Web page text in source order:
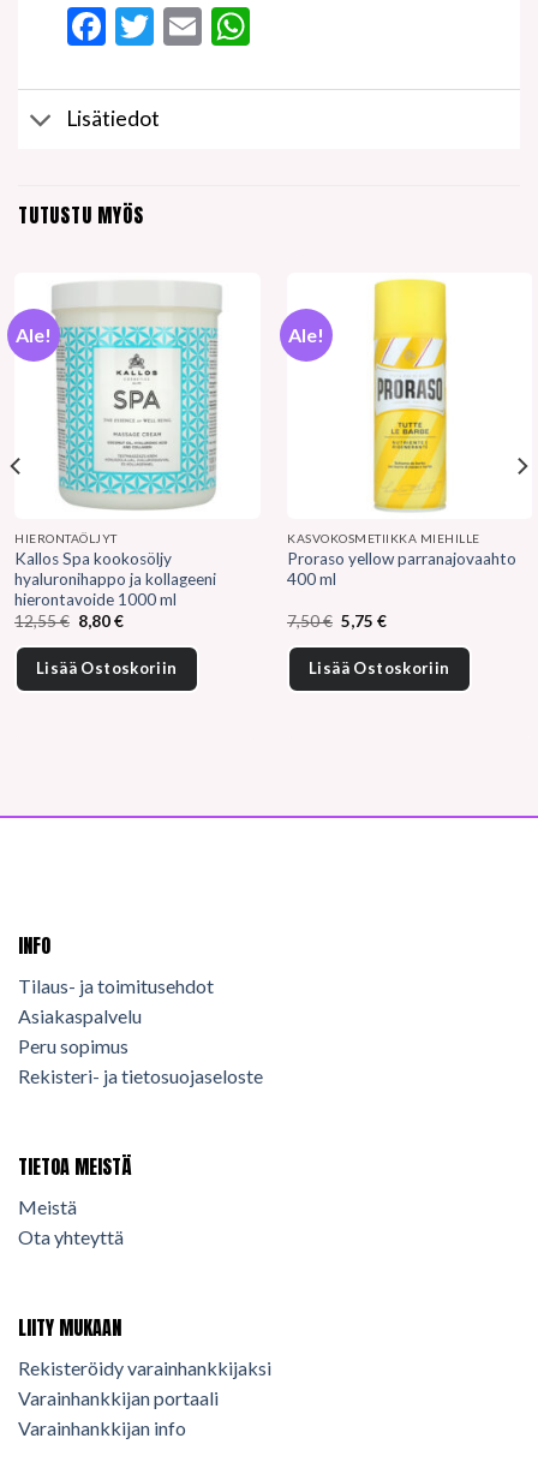
Facebook
Twitter
EmailWhatsApp
Lisätiedot
TUTUSTU MYÖS
Ale!
HIERONTAÖLJYT
Kallos Spa kookosöljy
hyaluronihappo ja kollageeni
hierontavoide 1000 ml
12,55€ Alkuperäinen
hinta
oli:
12,55 €.
8,80€Nykyinen
on:
8,80 €.
Lisää Ostoskoriin
Ale!
KASVOKOSMETIIKKA MIEHILLE
Proraso yellow parranajovaahto
400 ml
7,50€ Alkuperäinen
hinta
oli:
7,50 €.
5,75€Nykyinen
on:
5,75 €.
Lisää Ostoskoriin
INFO
Tilaus- ja toimitusehdot
Asiakaspalvelu
Peru sopimus
Rekisteri- ja tietosuojaseloste
TIETOA MEISTÄ
Meistä
Ota yhteyttä
LIITY MUKAAN
Rekisteröidy varainhankkijaksi
Varainhankkijan portaali
Varainhankkijan info